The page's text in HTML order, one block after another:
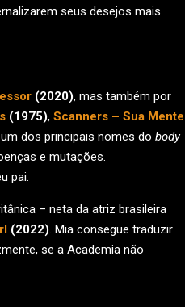
seus desejos mais
(2020), mas também por
(1975), Scanners – Sua Mente
dos principais nomes do body
e mutações.
pai.
– neta da atriz brasileira
(2022). Mia consegue traduzir
se a Academia não